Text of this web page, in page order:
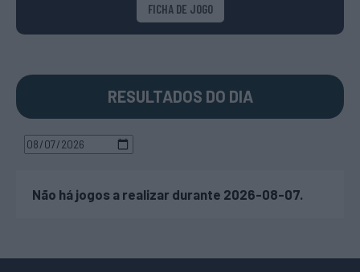
FICHA DE JOGO
RESULTADOS DO DIA
Não há jogos a realizar durante 2026-08-07.